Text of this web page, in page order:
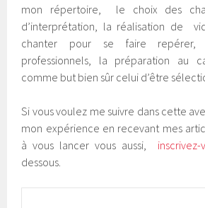
mon répertoire, le choix des
d’interprétation, la réalisation de
chanter pour se faire repérer,
professionnels, la préparation au
comme but bien sûr celui d’être
Si vous voulez me suivre dans cette
mon expérience en recevant mes
à vous lancer vous aussi, inscrivez-
dessous.